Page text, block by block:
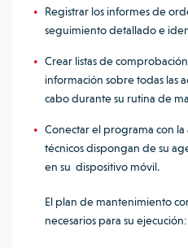
Registrar los informes de
seguimiento detallado e
Crear listas de
información sobre todas las
cabo durante su rutina de
Conectar el programa con
técnicos dispongan de su
en su dispositivo móvil.
El plan de mantenimiento
necesarios para su ejecución: